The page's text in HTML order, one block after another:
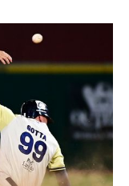
con bases llenas